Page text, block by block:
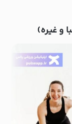
و غیره)